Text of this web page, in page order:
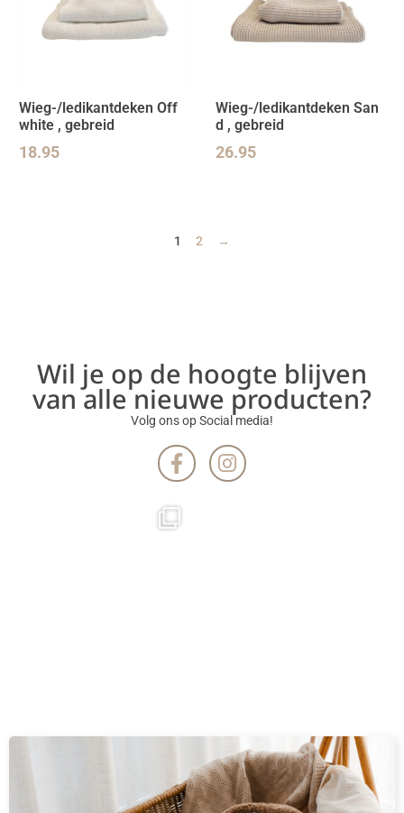
Wieg-/ledikantdeken Off
white , gebreid
18.95
Wieg-/ledikantdeken San
d , gebreid
26.95
1 2 →
Wil je op de hoogte blijven
van alle nieuwe producten?
Volg ons op Social media!